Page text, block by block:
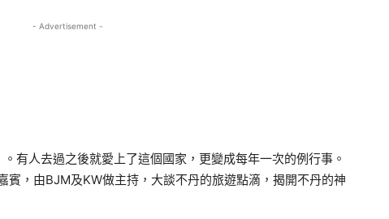
- Advertisement -
有人去過之後就愛上了這個國家，更變成每年一次的例行事。
賓，由BJM及KW做主持，大談不丹的旅遊點滴，揭開不丹的神